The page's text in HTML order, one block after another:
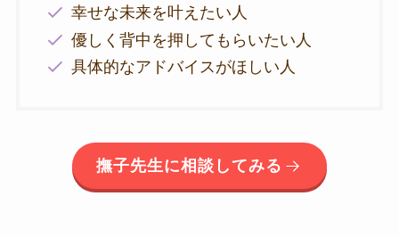
幸せな未来を叶えたい人
優しく背中を押してもらいたい人
具体的なアドバイスがほしい人
撫子先生に相談してみる